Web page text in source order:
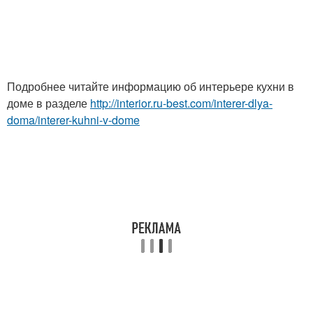
Подробнее читайте информацию об интерьере кухни в
доме в разделе http://interior.ru-best.com/interer-dlya-
doma/interer-kuhni-v-dome